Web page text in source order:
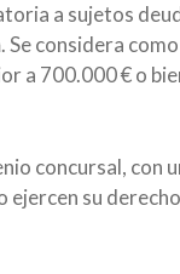
a sujetos
. Se considera
a 700.000 € o
concursal, con
su